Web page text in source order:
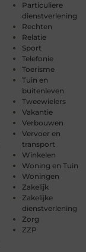
Particuliere
dienstverlening
Rechten
Relatie
Sport
Telefonie
Toerisme
Tuin en
buitenleven
Tweewielers
Vakantie
Verbouwen
Vervoer en
transport
Winkelen
Woning en Tuin
Woningen
Zakelijk
Zakelijke
dienstverlening
Zorg
ZZP